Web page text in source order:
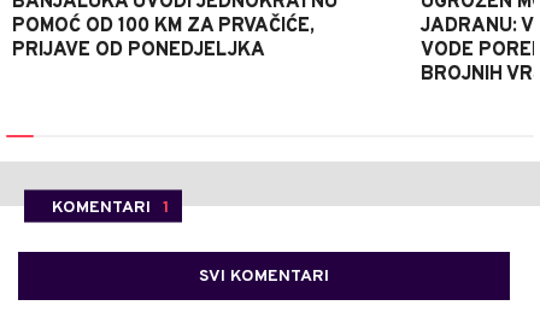
POMOĆ OD 100 KM ZA PRVAČIĆE,
PRIJAVE OD PONEDJELJKA
JADRANU:
VODE
BROJNIH
KOMENTARI 1
SVI KOMENTARI